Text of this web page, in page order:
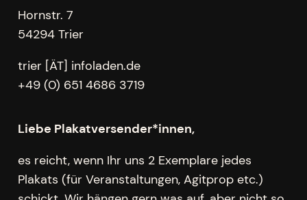
Hornstr. 7
54294 Trier
trier [ÄT] infoladen.de
+49 (0) 651 4686 3719
Liebe Plakatversender*innen,
es reicht, wenn Ihr uns 2 Exemplare jedes
Plakats (für Veranstaltungen, Agitprop etc.)